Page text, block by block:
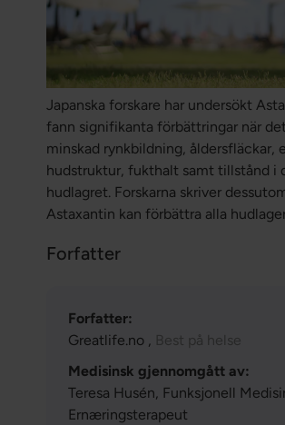
Japanska forskare har undersökt
fann signifikanta förbättringar när
minskad rynkbildning, åldersfläckar,
hudstruktur, fukthalt samt tillstånd i
hudlagret. Forskarna skriver
Astaxantin kan förbättra alla
Forfatter
Forfatter:
Greatlife.no , Best på helse
Medisinsk gjennomgått av:
Teresa Husén, Funksjonell
Ernæringsterapeut